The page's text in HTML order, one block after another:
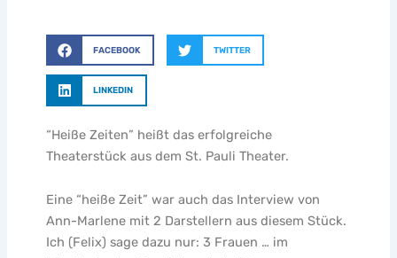
FACEBOOK TWITTER
LINKEDIN
“Heiße Zeiten” heißt das erfolgreiche
Theaterstück aus dem St. Pauli Theater.
Eine “heiße Zeit” war auch das Interview von
Ann-Marlene mit 2 Darstellern aus diesem Stück.
Ich (Felix) sage dazu nur: 3 Frauen … im